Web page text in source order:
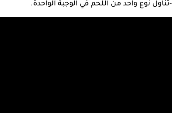
-تناول نوع واحد من اللحم في الوجبة الواحدة.